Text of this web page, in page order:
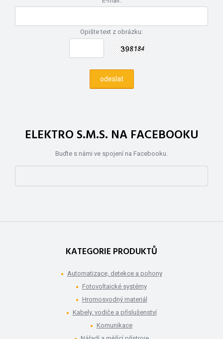
Opište text z obrázku:
ELEKTRO S.M.S. NA FACEBOOKU
Buďte s námi ve spojení na Facebooku.
KATEGORIE PRODUKTŮ
Automatizace, detekce a pohony
Fotovoltaické systémy
Hromosvodný materiál
Kabely, vodiče a příslušenství
Komunikace